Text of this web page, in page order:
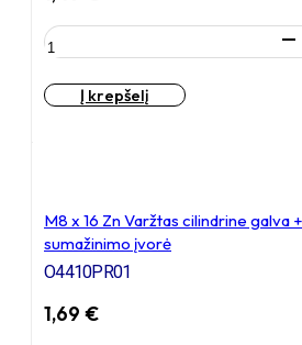
produkto
kiekis:
M10
x
galva
+
spyruoklinė
poveržlė
poveržlė
Į krepšelį
M8 x 16 Zn Varžtas cilindrine
sumažinimo įvorė
O4410PR01
1,69 €